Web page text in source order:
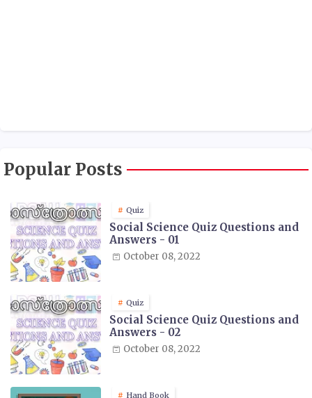
Popular Posts
Quiz
Social Science Quiz Questions and
Answers - 01
October 08, 2022
Quiz
Social Science Quiz Questions and
Answers - 02
October 08, 2022
Hand Book